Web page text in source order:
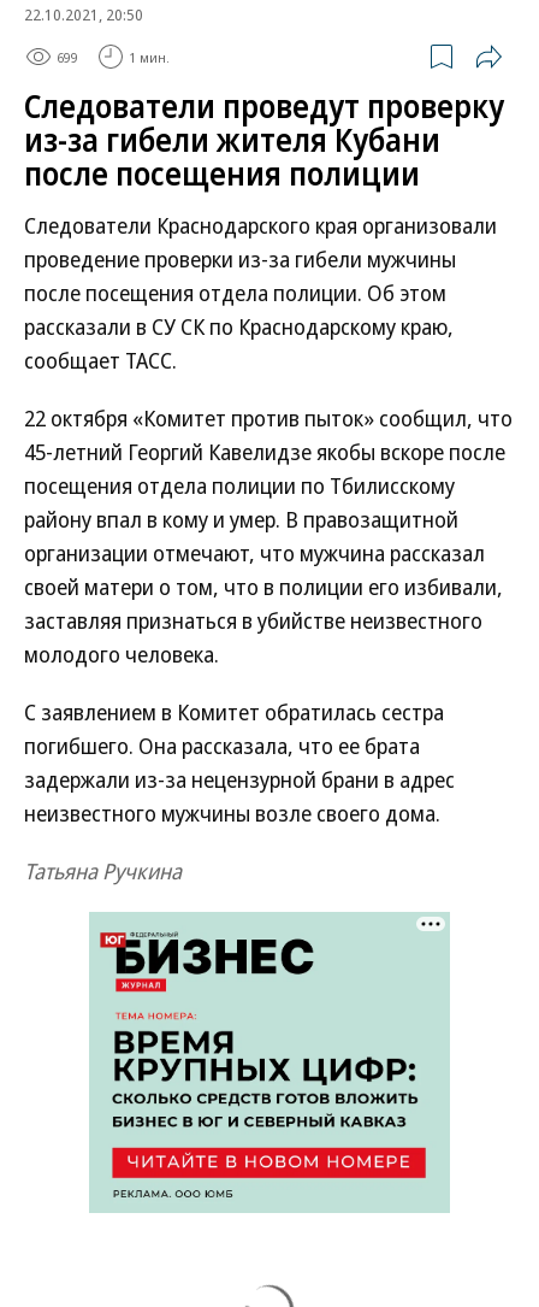
22.10.2021, 20:50
699 1 мин.
Следователи проведут проверку
из-за гибели жителя Кубани
после посещения полиции
Следователи Краснодарского края организовали
проведение проверки из-за гибели мужчины
после посещения отдела полиции. Об этом
рассказали в СУ СК по Краснодарскому краю,
сообщает ТАСС.
22 октября «Комитет против пыток» сообщил, что
45-летний Георгий Кавелидзе якобы вскоре после
посещения отдела полиции по Тбилисскому
району впал в кому и умер. В правозащитной
организации отмечают, что мужчина рассказал
своей матери о том, что в полиции его избивали,
заставляя признаться в убийстве неизвестного
молодого человека.
С заявлением в Комитет обратилась сестра
погибшего. Она рассказала, что ее брата
задержали из-за нецензурной брани в адрес
неизвестного мужчины возле своего дома.
Татьяна Ручкина